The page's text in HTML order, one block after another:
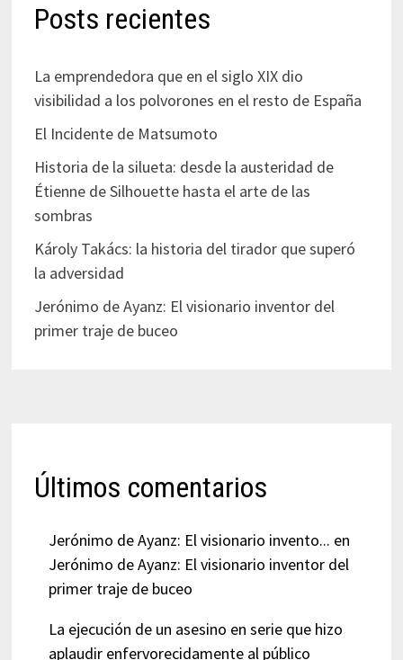
Posts recientes
La emprendedora que en el siglo XIX dio
visibilidad a los polvorones en el resto de España
El Incidente de Matsumoto
Historia de la silueta: desde la austeridad de
Étienne de Silhouette hasta el arte de las
sombras
Károly Takács: la historia del tirador que superó
la adversidad
Jerónimo de Ayanz: El visionario inventor del
primer traje de buceo
Últimos comentarios
Jerónimo de Ayanz: El visionario invento... en
Jerónimo de Ayanz: El visionario inventor del
primer traje de buceo
La ejecución de un asesino en serie que hizo
aplaudir enfervorecidamente al público